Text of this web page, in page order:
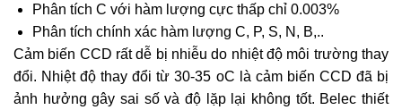
Phân tích C với hàm lượng cực thấp chỉ 0.003%
Phân tích chính xác hàm lượng C, P, S, N, B,..
Cảm biến CCD rất dễ bị nhiễu do nhiệt độ môi trường thay
đổi. Nhiệt độ thay đổi từ 30-35 oC là cảm biến CCD đã bị
ảnh hưởng gây sai số và độ lặp lại không tốt. Belec thiết